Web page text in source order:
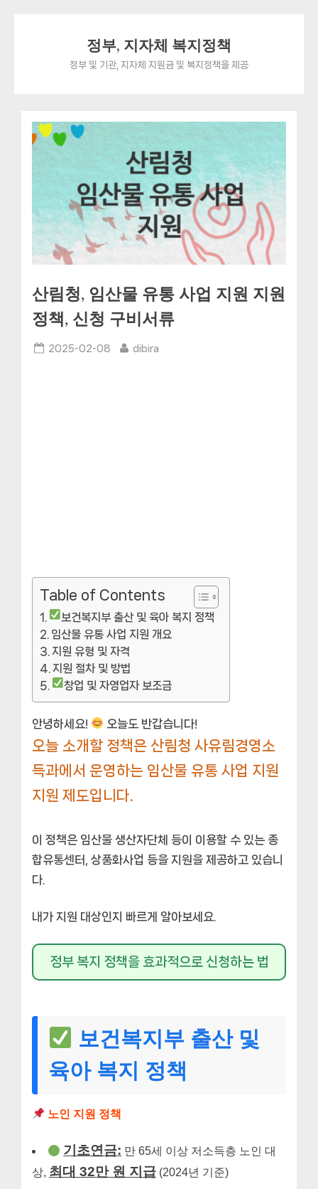
정부, 지자체 복지정책
정부 및 기관, 지자체 지원금 및 복지정책을 제공
산림청, 임산물 유통 사업 지원 지원
정책, 신청 구비서류
Posted
2025-02-08 By
dibira
Table of Contents
보건복지부 출산 및 육아 복지 정책
임산물 유통 사업 지원 개요
지원 유형 및 자격
지원 절차 및 방법
창업 및 자영업자 보조금
안녕하세요! 오늘도 반갑습니다!
오늘 소개할 정책은 산림청 사유림경영소
득과에서 운영하는 임산물 유통 사업 지원
지원 제도입니다.
이 정책은 임산물 생산자단체 등이 이용할 수 있는 종
합유통센터, 상품화사업 등을 지원을 제공하고 있습니
다.
내가 지원 대상인지 빠르게 알아보세요.
정부 복지 정책을 효과적으로 신청하는 법
보건복지부 출산 및
육아 복지 정책
노인 지원 정책
기초연금: 만 65세 이상 저소득층 노인 대
상, 최대 32만 원 지급 (2024년 기준)